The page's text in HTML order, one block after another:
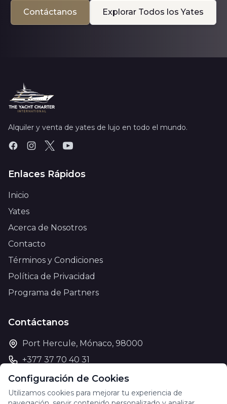
Contáctanos Explorar Todos los Yates
Configuración de Cookies
Utilizamos cookies para mejorar tu experiencia de
Alquiler y venta de yates de lujo en todo el mundo.
Enlaces Rápidos
Inicio
Yates
Acerca de Nosotros
Contacto
Términos y Condiciones
Política de Privacidad
Programa de Partners
Contáctanos
Port Hercule, Mónaco, 98000
+377 37 70 40 31
support@theyachtcharter.com